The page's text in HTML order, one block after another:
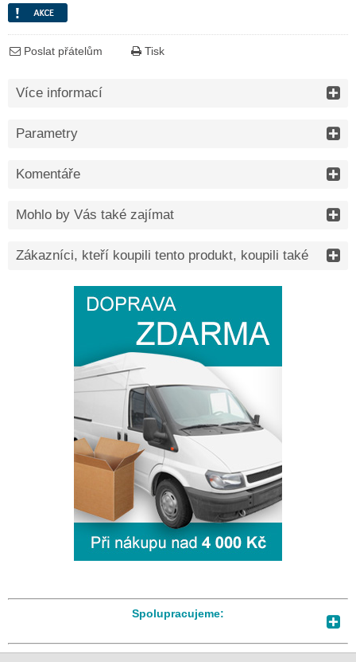
Poslat přátelům Tisk
Více informací
Parametry
Komentáře
Mohlo by Vás také zajímat
Zákazníci, kteří koupili tento produkt, koupili také
Spolupracujeme: